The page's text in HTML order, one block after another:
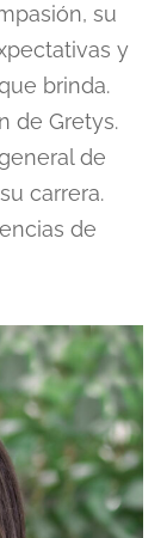
su
y
brinda.
de Gretys.
de
carrera.
de